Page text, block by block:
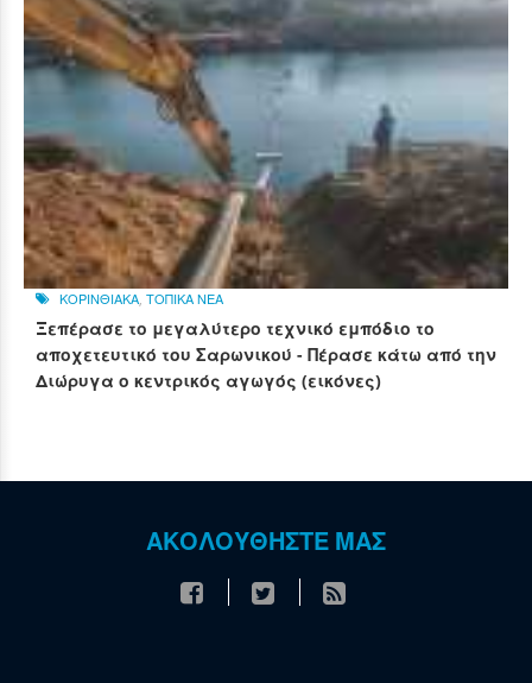
ΚΟΡΙΝΘΙΑΚΑ ΤΟΠΙΚΑ ΝΕΑ
Ξεπέρασε το μεγαλύτερο τεχνικό εμπόδιο το
αποχετευτικό του Σαρωνικού - Πέρασε κάτω από την
Διώρυγα ο κεντρικός αγωγός (εικόνες)
ΑΚΟΛΟΥΘΗΣΤΕ ΜΑΣ